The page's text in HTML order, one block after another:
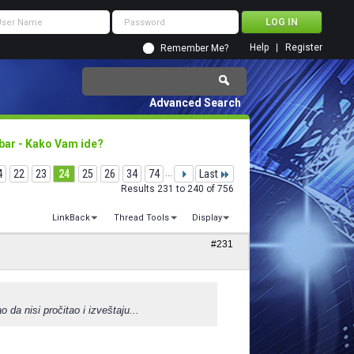
Remember Me? Register
Help
Advanced Search
- Kako Vam ide?
22 23 24 25 26 34 74 ... Last
Results 231 to 240 of 756
LinkBack Thread Tools Display
#231
da nisi pročitao i izveštaju...